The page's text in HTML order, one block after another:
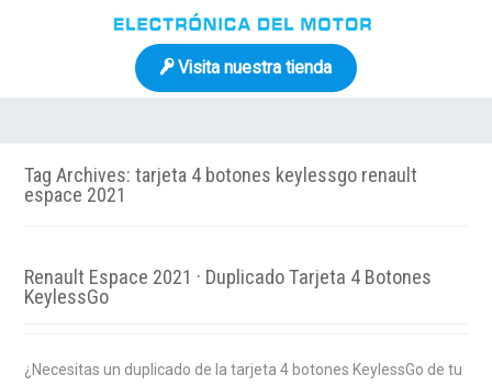
Visita nuestra tienda
Tag Archives: tarjeta 4 botones keylessgo renault
espace 2021
Renault Espace 2021 · Duplicado Tarjeta 4 Botones
KeylessGo
¿Necesitas un duplicado de la tarjeta 4 botones KeylessGo de tu